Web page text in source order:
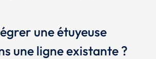
une étuyeuse
une ligne existante ?